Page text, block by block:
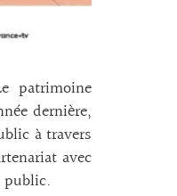
patrimoine
dernière,
à travers
avec
public.